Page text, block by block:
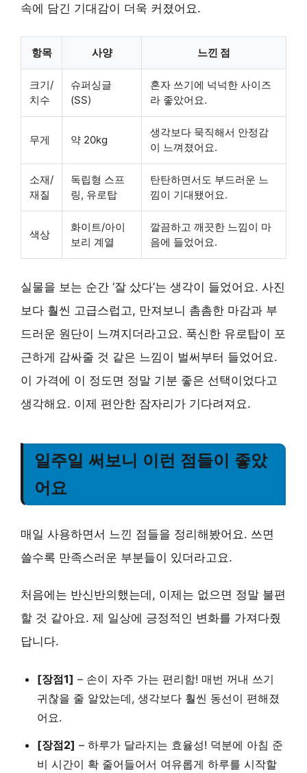
속에 담긴 기대감이 더욱 커졌어요.
항목 사양 느낀 점
크기/
치수
슈퍼싱글
(SS)
혼자 쓰기에 넉넉한 사이즈
라 좋았어요.
무게 약 20kg
생각보다 묵직해서 안정감
이 느껴졌어요.
소재/
재질
독립형 스프
링, 유로탑
탄탄하면서도 부드러운 느
낌이 기대됐어요.
색상
화이트/아이
보리 계열
깔끔하고 깨끗한 느낌이 마
음에 들었어요.
실물을 보는 순간 ‘잘 샀다’는 생각이 들었어요. 사진
보다 훨씬 고급스럽고, 만져보니 촘촘한 마감과 부
드러운 원단이 느껴지더라고요. 푹신한 유로탑이 포
근하게 감싸줄 것 같은 느낌이 벌써부터 들었어요.
이 가격에 이 정도면 정말 기분 좋은 선택이었다고
생각해요. 이제 편안한 잠자리가 기다려져요.
일주일 써보니 이런 점들이 좋았
어요
매일 사용하면서 느낀 점들을 정리해봤어요. 쓰면
쓸수록 만족스러운 부분들이 있더라고요.
처음에는 반신반의했는데, 이제는 없으면 정말 불편
할 것 같아요. 제 일상에 긍정적인 변화를 가져다줬
답니다.
[장점1] – 손이 자주 가는 편리함! 매번 꺼내 쓰기
귀찮을 줄 알았는데, 생각보다 훨씬 동선이 편해졌
어요.
[장점2] – 하루가 달라지는 효율성! 덕분에 아침 준
비 시간이 확 줄어들어서 여유롭게 하루를 시작할